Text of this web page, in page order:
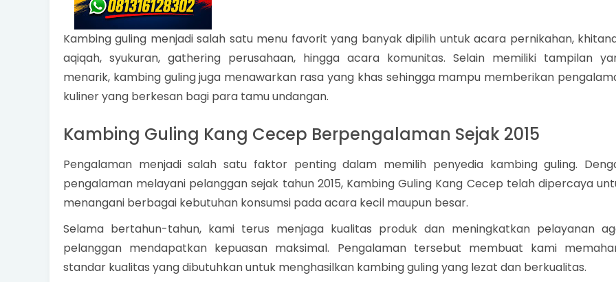
Kambing guling menjadi salah satu menu favorit yang banyak dipilih untuk acara pernikahan,
aqiqah, syukuran, gathering perusahaan, hingga acara komunitas. Selain memiliki tampilan
menarik, kambing guling juga menawarkan rasa yang khas sehingga mampu memberikan
kuliner yang berkesan bagi para tamu undangan.
Kambing Guling Kang Cecep Berpengalaman Sejak 2015
Pengalaman menjadi salah satu faktor penting dalam memilih penyedia kambing guling.
pengalaman melayani pelanggan sejak tahun 2015, Kambing Guling Kang Cecep telah dipercaya
menangani berbagai kebutuhan konsumsi pada acara kecil maupun besar.
Selama bertahun-tahun, kami terus menjaga kualitas produk dan meningkatkan pelayanan
pelanggan mendapatkan kepuasan maksimal. Pengalaman tersebut membuat kami
standar kualitas yang dibutuhkan untuk menghasilkan kambing guling yang lezat dan berkualitas.